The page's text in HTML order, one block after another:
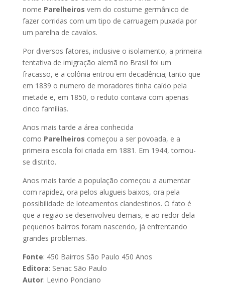
nome Parelheiros vem do costume germânico de
fazer corridas com um tipo de carruagem puxada por
um parelha de cavalos.
Por diversos fatores, inclusive o isolamento, a primeira
tentativa de imigração alemã no Brasil foi um
fracasso, e a colônia entrou em decadência; tanto que
em 1839 o numero de moradores tinha caído pela
metade e, em 1850, o reduto contava com apenas
cinco famílias.
Anos mais tarde a área conhecida
como Parelheiros começou a ser povoada, e a
primeira escola foi criada em 1881. Em 1944, tornou-
se distrito.
Anos mais tarde a população começou a aumentar
com rapidez, ora pelos alugueis baixos, ora pela
possibilidade de loteamentos clandestinos. O fato é
que a região se desenvolveu demais, e ao redor dela
pequenos bairros foram nascendo, já enfrentando
grandes problemas.
Fonte: 450 Bairros São Paulo 450 Anos
Editora: Senac São Paulo
Autor: Levino Ponciano